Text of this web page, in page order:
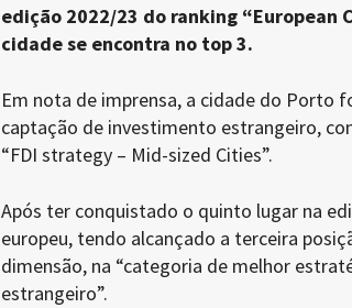
edição 2022/23 do ranking “European
cidade se encontra no top 3.
Em nota de imprensa, a cidade do Porto
captação de investimento estrangeiro,
“FDI strategy – Mid-sized Cities”.
Após ter conquistado o quinto lugar na
europeu, tendo alcançado a terceira
dimensão, na “categoria de melhor
estrangeiro”.